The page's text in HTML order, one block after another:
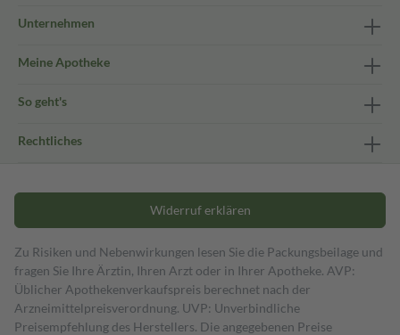
Unternehmen
Meine Apotheke
So geht's
Rechtliches
Widerruf erklären
Zu Risiken und Nebenwirkungen lesen Sie die Packungsbeilage und
fragen Sie Ihre Ärztin, Ihren Arzt oder in Ihrer Apotheke. AVP:
Üblicher Apothekenverkaufspreis berechnet nach der
Arzneimittelpreisverordnung. UVP: Unverbindliche
Preisempfehlung des Herstellers. Die angegebenen Preise